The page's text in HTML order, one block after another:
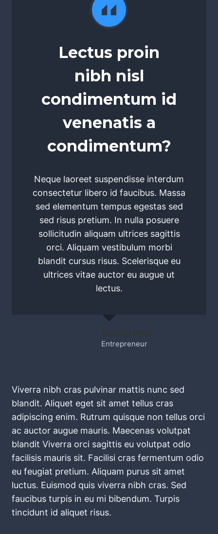
Lectus proin
nibh nisl
condimentum id
venenatis a
condimentum?
Neque laoreet suspendisse interdum
consectetur libero id faucibus. Massa
sed elementum tempus egestas sed
sed risus pretium. In nulla posuere
sollicitudin aliquam ultrices sagittis
orci. Aliquam vestibulum morbi
blandit cursus risus. Scelerisque eu
ultrices vitae auctor eu augue ut
lectus.
Entrepreneur
Viverra nibh cras pulvinar mattis nunc sed
blandit. Aliquet eget sit amet tellus cras
adipiscing enim. Rutrum quisque non tellus orci
ac auctor augue mauris. Maecenas volutpat
blandit Viverra orci sagittis eu volutpat odio
facilisis mauris sit. Facilisi cras fermentum odio
eu feugiat pretium. Aliquam purus sit amet
luctus. Euismod quis viverra nibh cras. Sed
faucibus turpis in eu mi bibendum. Turpis
tincidunt id aliquet risus.